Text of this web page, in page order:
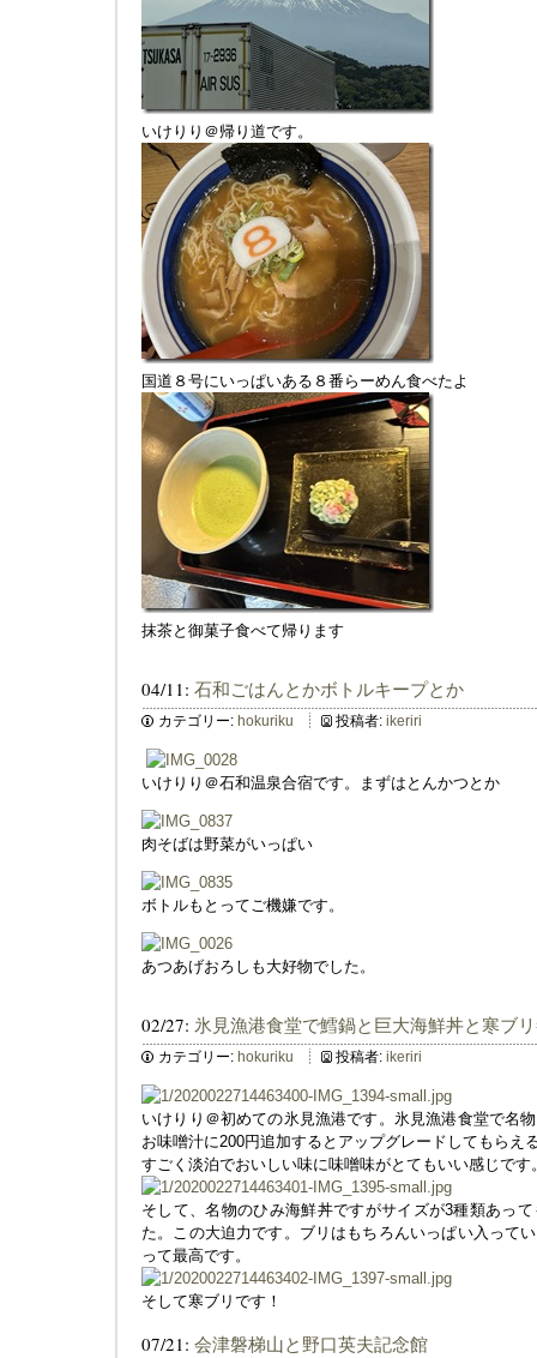
いけりり＠帰り道です。
国道８号にいっぱいある８番らーめん食べたよ
抹茶と御菓子食べて帰ります
04/11: 石和ごはんとかボトルキープとか
カテゴリー: hokuriku 投稿者: ikeriri
いけりり＠石和温泉合宿です。まずはとんかつとか
肉そばは野菜がいっぱい
ボトルもとってご機嫌です。
あつあげおろしも大好物でした。
02/27: 氷見漁港食堂で鱈鍋と巨大海鮮丼と寒ブ
カテゴリー: hokuriku 投稿者: ikeriri
いけりり＠初めての氷見漁港です。氷見漁港食堂で名
お味噌汁に200円追加するとアップグレードしてもらえ
すごく淡泊でおいしい味に味噌味がとてもいい感じです
そして、名物のひみ海鮮丼ですがサイズが3種類あっ
た。この大迫力です。ブリはもちろんいっぱい入って
って最高です。
そして寒ブリです！
07/21: 会津磐梯山と野口英夫記念館